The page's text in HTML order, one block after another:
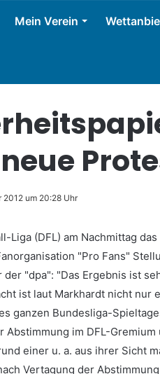
Mein Verein
2012 um 20:28 Uhr
Liga (DFL) am Nachmittag
"Pro Fans"
"dpa": "Das Ergebnis ist
ist laut Markhardt nicht nur
ganzen Bundesliga-
Abstimmung im DFL-
einer u. a. aus ihrer Sicht
Vertagung der